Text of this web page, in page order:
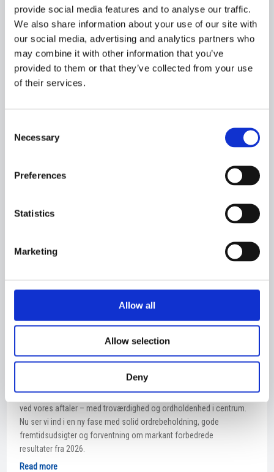
provide social media features and to analyse our traffic.
We also share information about your use of our site with
our social media, advertising and analytics partners who
may combine it with other information that you’ve
provided to them or that they’ve collected from your use
of their services.
Selection
Necessary
Preferences
Statistics
Marketing
Allow all
Allow selection
Deny
Danmark, der består af OSK Design, Karstensens Skibsværft og
Hvide Sande Shipyard. Konsortiet ser kontrakten som starten på
Read more
Pressemeddelelse : Karstensen Gruppen offentliggør
𝐏𝐫𝐞𝐬𝐬𝐞𝐦𝐞𝐝𝐝𝐞𝐥𝐞𝐥𝐬𝐞: 𝐊𝐚𝐫𝐬𝐭𝐞𝐧𝐬𝐞𝐧 𝐆𝐫𝐮𝐩𝐩𝐞𝐧 𝐨𝐟𝐟𝐞𝐧𝐭𝐥𝐢𝐠𝐠ø𝐫
𝐚̊𝐫𝐬𝐫𝐞𝐠𝐧𝐬𝐤𝐚𝐛 𝐟𝐨𝐫 𝟐𝟎𝟐𝟓 🚢 Karstensen Gruppen ser positivt ud på
forbedrede resultater. Trods udfordrende markedsvilkår og
projekter påvirket af stigende priser og renter, har vi valgt at stå
ved vores aftaler – med troværdighed og ordholdenhed i centrum.
Nu ser vi ind i en ny fase med solid ordrebeholdning, gode
fremtidsudsigter og forventning om markant forbedrede
resultater fra 2026.
Read more